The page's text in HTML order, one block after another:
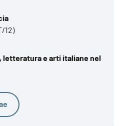
12)
letteratura e arti italiane nel